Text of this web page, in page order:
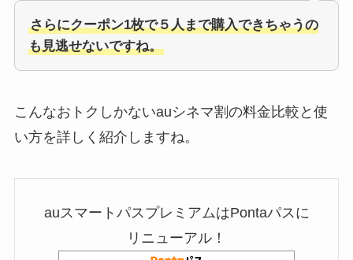
さらにクーポン1枚で５人まで購入できちゃうの
も見逃せないですね。
こんなおトクしかないauシネマ割の料金比較と使
い方を詳しく紹介しますね。
auスマートパスプレミアムはPontaパスに
リニューアル！